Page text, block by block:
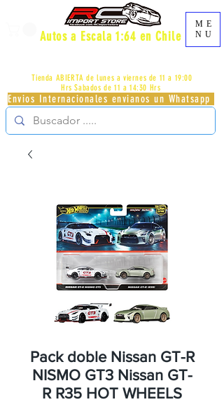
ME
NU
Tienda ABIERTA de lunes a viernes de 11 a 19:00
Hrs Sabados de 11 a 14:30 Hrs
Envios Internacionales envianos un Whatsapp
Autos a Escala 1:64 en Chile
Pack doble Nissan GT-R
NISMO GT3 Nissan GT-
R R35 HOT WHEELS